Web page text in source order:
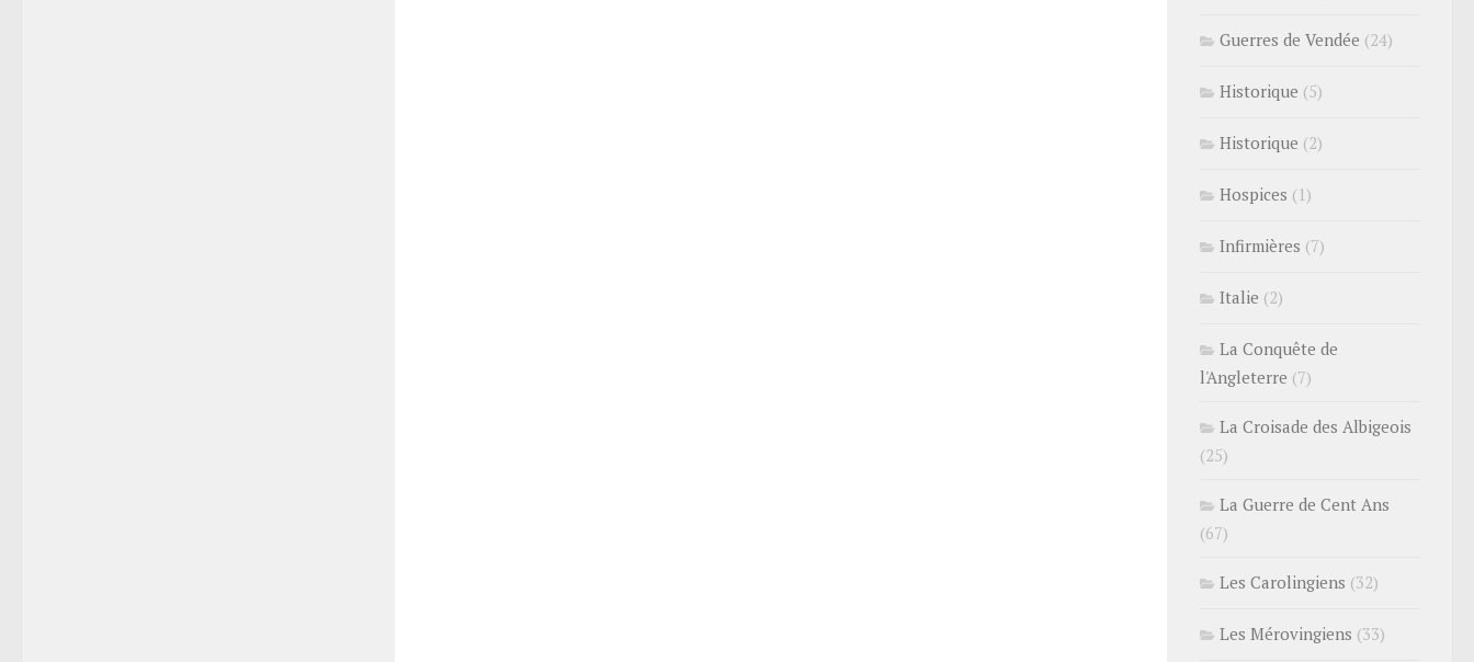
Guerres de Vendée (24)
Historique (5)
Historique (2)
Hospices (1)
Infirmières (7)
Italie (2)
La Conquête de
l'Angleterre (7)
La Croisade des Albigeois
(25)
La Guerre de Cent Ans
(67)
Les Carolingiens (32)
Les Mérovingiens (33)